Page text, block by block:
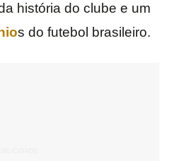
história do clube e um
s do futebol brasileiro.